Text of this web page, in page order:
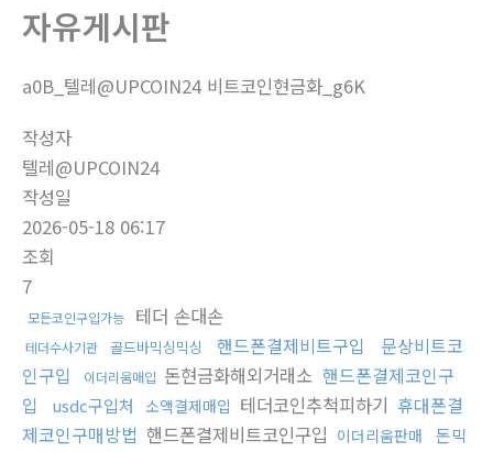
자유게시판
a0B_텔레@UPCOIN24 비트코인현금화_g6K
작성자
텔레@UPCOIN24
작성일
2026-05-18 06:17
조회
7
모든코인구입가능 테더 손대손
테더수사기관 골드바믹싱믹싱 핸드폰결제비트구입
문상비트코
인구입
이더리움매입 돈현금화해외거래소 핸드폰결제코인구
입
usdc구입처 소액결제매입 테더코인추척피하기 휴대폰결
제코인구매방법 핸드폰결제비트코인구입 이더리움판매
돈믹